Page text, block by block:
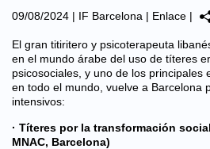
09/08/2024 | IF Barcelona | Enlace |
El gran titiritero y psicoterapeuta
en el mundo árabe del uso de títeres
psicosociales, y uno de los principales
en todo el mundo, vuelve a Barcelona
intensivos:
· Títeres por la transformación
MNAC, Barcelona)